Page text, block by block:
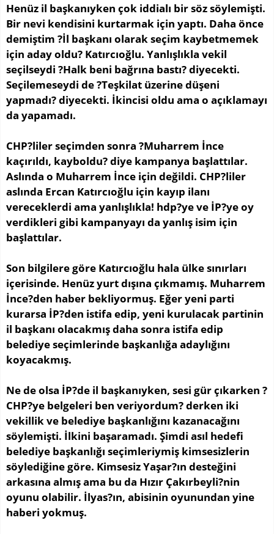
Henüz il başkanıyken çok iddialı bir söz söylemişti.
Bir nevi kendisini kurtarmak için yaptı. Daha önce
demiştim ?İl başkanı olarak seçim kaybetmemek
için aday oldu? Katırcıoğlu. Yanlışlıkla vekil
seçilseydi ?Halk beni bağrına bastı? diyecekti.
Seçilemeseydi de ?Teşkilat üzerine düşeni
yapmadı? diyecekti. İkincisi oldu ama o açıklamayı
da yapamadı.
CHP?liler seçimden sonra ?Muharrem İnce
kaçırıldı, kayboldu? diye kampanya başlattılar.
Aslında o Muharrem İnce için değildi. CHP?liler
aslında Ercan Katırcıoğlu için kayıp ilanı
vereceklerdi ama yanlışlıkla! hdp?ye ve İP?ye oy
verdikleri gibi kampanyayı da yanlış isim için
başlattılar.
Son bilgilere göre Katırcıoğlu hala ülke sınırları
içerisinde. Henüz yurt dışına çıkmamış. Muharrem
İnce?den haber bekliyormuş. Eğer yeni parti
kurarsa İP?den istifa edip, yeni kurulacak partinin
il başkanı olacakmış daha sonra istifa edip
belediye seçimlerinde başkanlığa adaylığını
koyacakmış.
Ne de olsa İP?de il başkanıyken, sesi gür çıkarken ?
CHP?ye belgeleri ben veriyordum? derken iki
vekillik ve belediye başkanlığını kazanacağını
söylemişti. İlkini başaramadı. Şimdi asıl hedefi
belediye başkanlığı seçimleriymiş kimsesizlerin
söylediğine göre. Kimsesiz Yaşar?ın desteğini
arkasına almış ama bu da Hızır Çakırbeyli?nin
oyunu olabilir. İlyas?ın, abisinin oyunundan yine
haberi yokmuş.